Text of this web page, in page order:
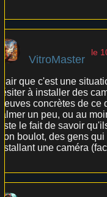
VitroMaster
le
Clair que c'est une
hésiter à installer des
preuves concrètes de
calmer un peu, ou au
juste le fait de savoir
mon boulot, des gens
installant une caméra